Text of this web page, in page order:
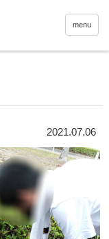
愛まん
menu
2021.07.06